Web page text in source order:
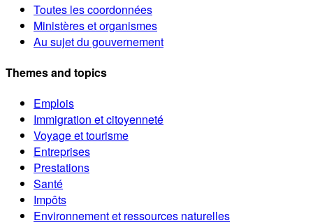
Toutes les coordonnées
Ministères et organismes
Au sujet du gouvernement
Themes and topics
Emplois
Immigration et citoyenneté
Voyage et tourisme
Entreprises
Prestations
Santé
Impôts
Environnement et ressources naturelles